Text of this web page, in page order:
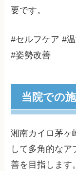
要です。
#セルフケア #
#姿勢改善
当院での
湘南カイロ茅ヶ
して多角的な
善を目指します。